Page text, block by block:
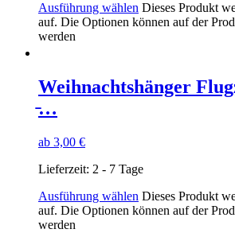
Ausführung wählen Dieses Produkt
auf. Die Optionen können auf der
werden
Weihnachtshänger
̵…
ab 3,00 €
Lieferzeit: 2 - 7 Tage
Ausführung wählen Dieses Produkt
auf. Die Optionen können auf der
werden